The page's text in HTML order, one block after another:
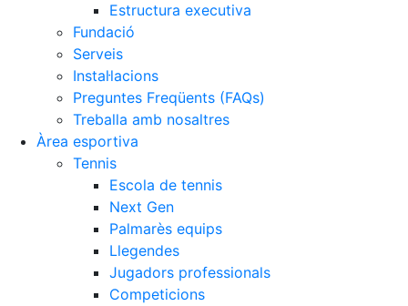
Estructura executiva
Fundació
Serveis
Instal·lacions
Preguntes Freqüents (FAQs)
Treballa amb nosaltres
Àrea esportiva
Tennis
Escola de tennis
Next Gen
Palmarès equips
Llegendes
Jugadors professionals
Competicions